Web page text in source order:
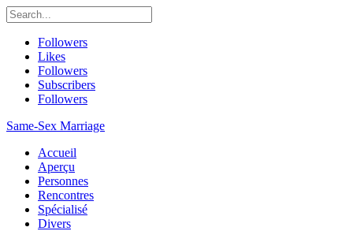
Followers
Likes
Followers
Subscribers
Followers
Same-Sex Marriage
Accueil
Aperçu
Personnes
Rencontres
Spécialisé
Divers